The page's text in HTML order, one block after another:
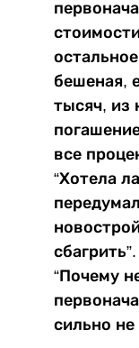
бешеная,
тысяч, из
все
“Хотела
сбагрить”.
“Почему
сильно не